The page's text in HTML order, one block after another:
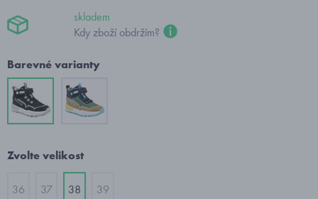
skladem
Kdy zboží obdržím?
Barevné varianty
Zvolte velikost
36 37 38 39